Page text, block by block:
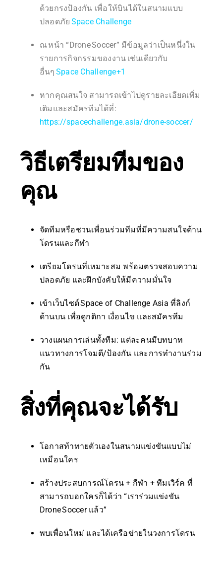
ด้วยกรงป้องกัน เพื่อให้บินได้ในสนามแบบ
ปลอดภัย Space Challenge
ณ หน้า “Drone Soccer” มีข้อมูลว่าเป็นหนึ่งใน
รายการกิจกรรมของงาน เช่นเดียวกับ
อื่นๆ Space Challenge+1
หากคุณสนใจ สามารถเข้าไปดูรายละเอียดเพิ่ม
เติมและสมัครทีมได้ที่:
https://spacechallenge.asia/drone-soccer/
วิธีเตรียมทีมของ
คุณ
จัดทีมหรือชวนเพื่อนร่วมทีมที่มีความสนใจด้าน
โดรนและกีฬา
เตรียมโดรนที่เหมาะสม พร้อมตรวจสอบความ
ปลอดภัย และฝึกบังคับให้มีความมั่นใจ
เข้าเว็บไซต์ Space of Challenge Asia ที่ลิงก์
ด้านบน เพื่อดูกติกา เงื่อนไข และสมัครทีม
วางแผนการเล่นทั้งทีม: แต่ละคนมีบทบาท
แนวทางการโจมตี/ป้องกัน และการทำงานร่วม
กัน
สิ่งที่คุณจะได้รับ
โอกาสท้าทายตัวเองในสนามแข่งขันแบบไม่
เหมือนใคร
สร้างประสบการณ์โดรน + กีฬา + ทีมเวิร์ค ที่
สามารถบอกใครก็ได้ว่า “เราร่วมแข่งขัน
Drone Soccer แล้ว”
พบเพื่อนใหม่ และได้เครือข่ายในวงการโดรน